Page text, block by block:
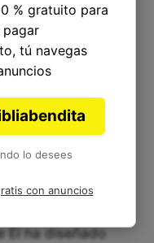
no son
la dirección
en la Palabra de
Así, podremos
Él ha diseñado
% gratuito para
pagar
tú navegas
lo desees
con anuncios